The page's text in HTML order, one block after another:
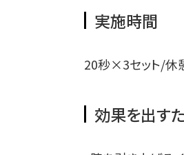
実施時間
20秒×3セット/休
効果を出す